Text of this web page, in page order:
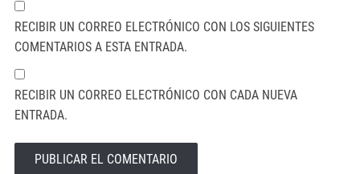
RECIBIR UN CORREO ELECTRÓNICO CON LOS SIGUIENTES
COMENTARIOS A ESTA ENTRADA.
RECIBIR UN CORREO ELECTRÓNICO CON CADA NUEVA
ENTRADA.